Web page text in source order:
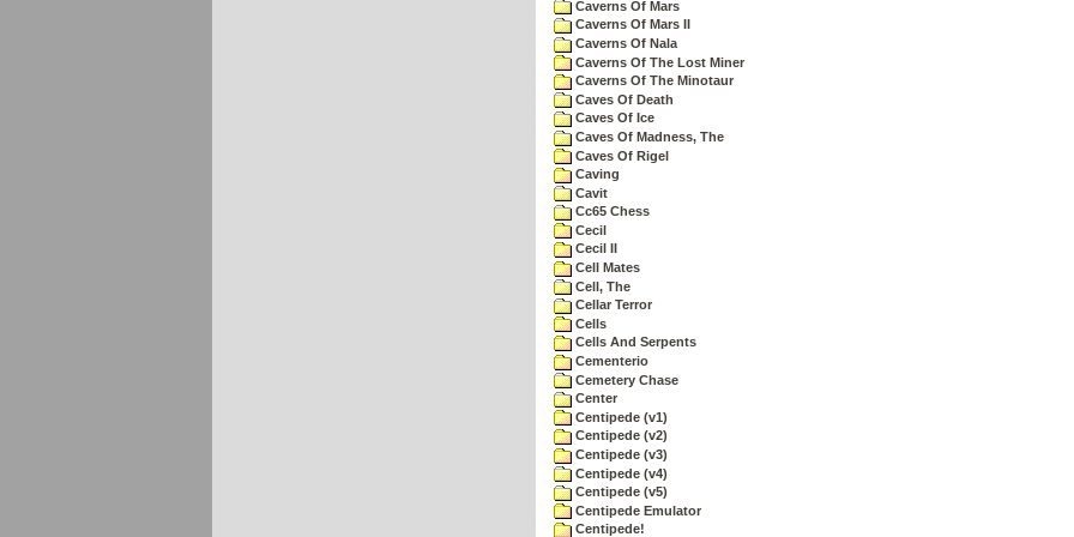
Caverns Of Mars
Caverns Of Mars II
Caverns Of Nala
Caverns Of The Lost Miner
Caverns Of The Minotaur
Caves Of Death
Caves Of Ice
Caves Of Madness, The
Caves Of Rigel
Caving
Cavit
Cc65 Chess
Cecil
Cecil II
Cell Mates
Cell, The
Cellar Terror
Cells
Cells And Serpents
Cementerio
Cemetery Chase
Center
Centipede (v1)
Centipede (v2)
Centipede (v3)
Centipede (v4)
Centipede (v5)
Centipede Emulator
Centipede!